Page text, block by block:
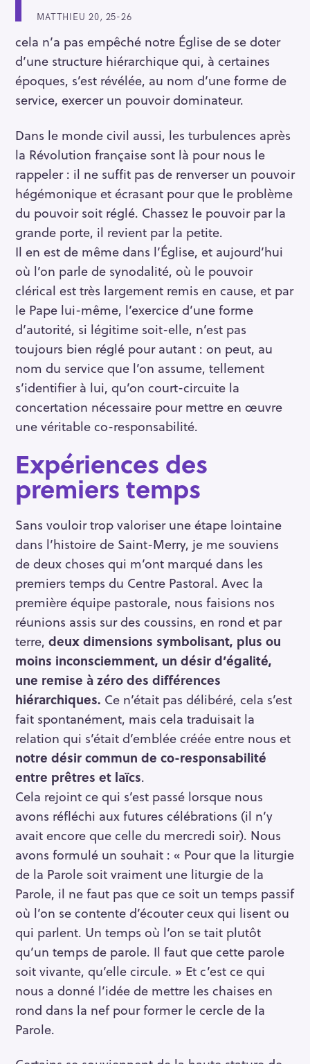
MATTHIEU 20, 25-26
cela n’a pas empêché notre Église de se doter
d’une structure hiérarchique qui, à certaines
époques, s’est révélée, au nom d’une forme de
service, exercer un pouvoir dominateur.
Dans le monde civil aussi, les turbulences après
la Révolution française sont là pour nous le
rappeler : il ne suffit pas de renverser un pouvoir
hégémonique et écrasant pour que le problème
du pouvoir soit réglé. Chassez le pouvoir par la
grande porte, il revient par la petite.
Il en est de même dans l’Église, et aujourd’hui
où l’on parle de synodalité, où le pouvoir
clérical est très largement remis en cause, et par
le Pape lui-même, l’exercice d’une forme
d’autorité, si légitime soit-elle, n’est pas
toujours bien réglé pour autant : on peut, au
nom du service que l’on assume, tellement
s’identifier à lui, qu’on court-circuite la
concertation nécessaire pour mettre en œuvre
une véritable co-responsabilité.
Expériences des
premiers temps
Sans vouloir trop valoriser une étape lointaine
dans l’histoire de Saint-Merry, je me souviens
de deux choses qui m’ont marqué dans les
premiers temps du Centre Pastoral. Avec la
première équipe pastorale, nous faisions nos
réunions assis sur des coussins, en rond et par
terre, deux dimensions symbolisant, plus ou
moins inconsciemment, un désir d’égalité,
une remise à zéro des différences
hiérarchiques. Ce n’était pas délibéré, cela s’est
fait spontanément, mais cela traduisait la
relation qui s’était d’emblée créée entre nous et
notre désir commun de co-responsabilité
entre prêtres et laïcs.
Cela rejoint ce qui s’est passé lorsque nous
avons réfléchi aux futures célébrations (il n’y
avait encore que celle du mercredi soir). Nous
avons formulé un souhait : « Pour que la liturgie
de la Parole soit vraiment une liturgie de la
Parole, il ne faut pas que ce soit un temps passif
où l’on se contente d’écouter ceux qui lisent ou
qui parlent. Un temps où l‘on se tait plutôt
qu’un temps de parole. Il faut que cette parole
soit vivante, qu’elle circule. » Et c’est ce qui
nous a donné l’idée de mettre les chaises en
rond dans la nef pour former le cercle de la
Parole.